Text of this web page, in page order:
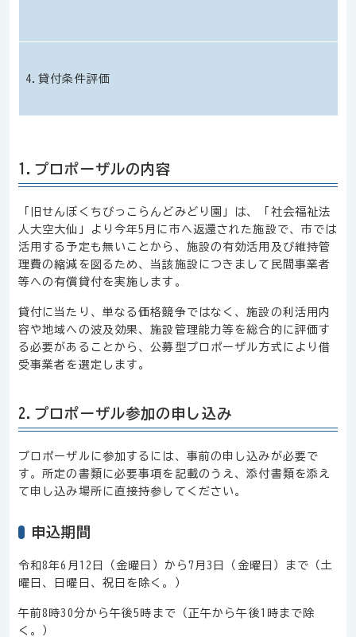
4.貸付条件評価
1.プロポーザルの内容
「旧せんぼくちびっこらんどみどり園」は、「社会福祉法
人大空大仙」より今年5月に市へ返還された施設で、市では
活用する予定も無いことから、施設の有効活用及び維持管
理費の縮減を図るため、当該施設につきまして民間事業者
等への有償貸付を実施します。
貸付に当たり、単なる価格競争ではなく、施設の利活用内
容や地域への波及効果、施設管理能力等を総合的に評価す
る必要があることから、公募型プロポーザル方式により借
受事業者を選定します。
2.プロポーザル参加の申し込み
プロポーザルに参加するには、事前の申し込みが必要で
す。所定の書類に必要事項を記載のうえ、添付書類を添え
て申し込み場所に直接持参してください。
申込期間
令和8年6月12日（金曜日）から7月3日（金曜日）まで（土
曜日、日曜日、祝日を除く。）
午前8時30分から午後5時まで（正午から午後1時まで除
く。）